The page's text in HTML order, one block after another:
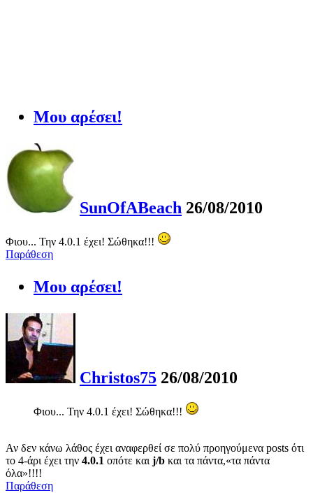
Μου αρέσει!
SunOfABeach 26/08/2010
Φιου... Την 4.0.1 έχει! Σώθηκα!!!
Παράθεση
Μου αρέσει!
Christos75 26/08/2010
Φιου... Την 4.0.1 έχει! Σώθηκα!!!
Αν δεν κάνω λάθος έχει αναφερθεί σε πολύ προηγούμενα posts ότι
το 4-άρι έχει την 4.0.1 οπότε και j/b και τα πάντα,«τα πάντα
όλα»!!!!
Παράθεση